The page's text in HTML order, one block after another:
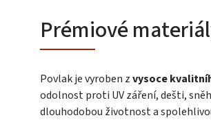
Prémiové
Povlak je vyroben zvysoce
odolnost proti UV záření, dešti,
dlouhodobou životnost a